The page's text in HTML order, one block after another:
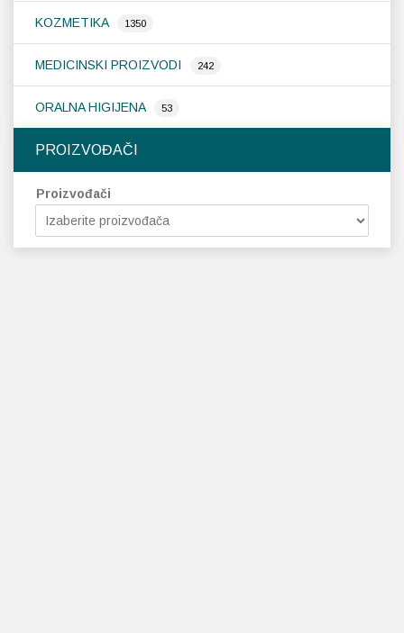
KOZMETIKA 1350
MEDICINSKI PROIZVODI 242
ORALNA HIGIJENA 53
PROIZVOĐAČI
Proizvođači